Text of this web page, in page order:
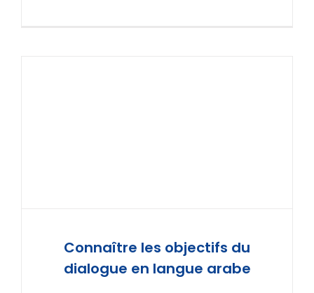
Connaître les objectifs du
dialogue en langue arabe